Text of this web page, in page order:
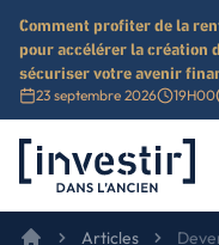
Comment profiter de la
pour accélérer la création
sécuriser votre avenir
23 septembre 2026 19H00
Investir dans l'ancien
Articles